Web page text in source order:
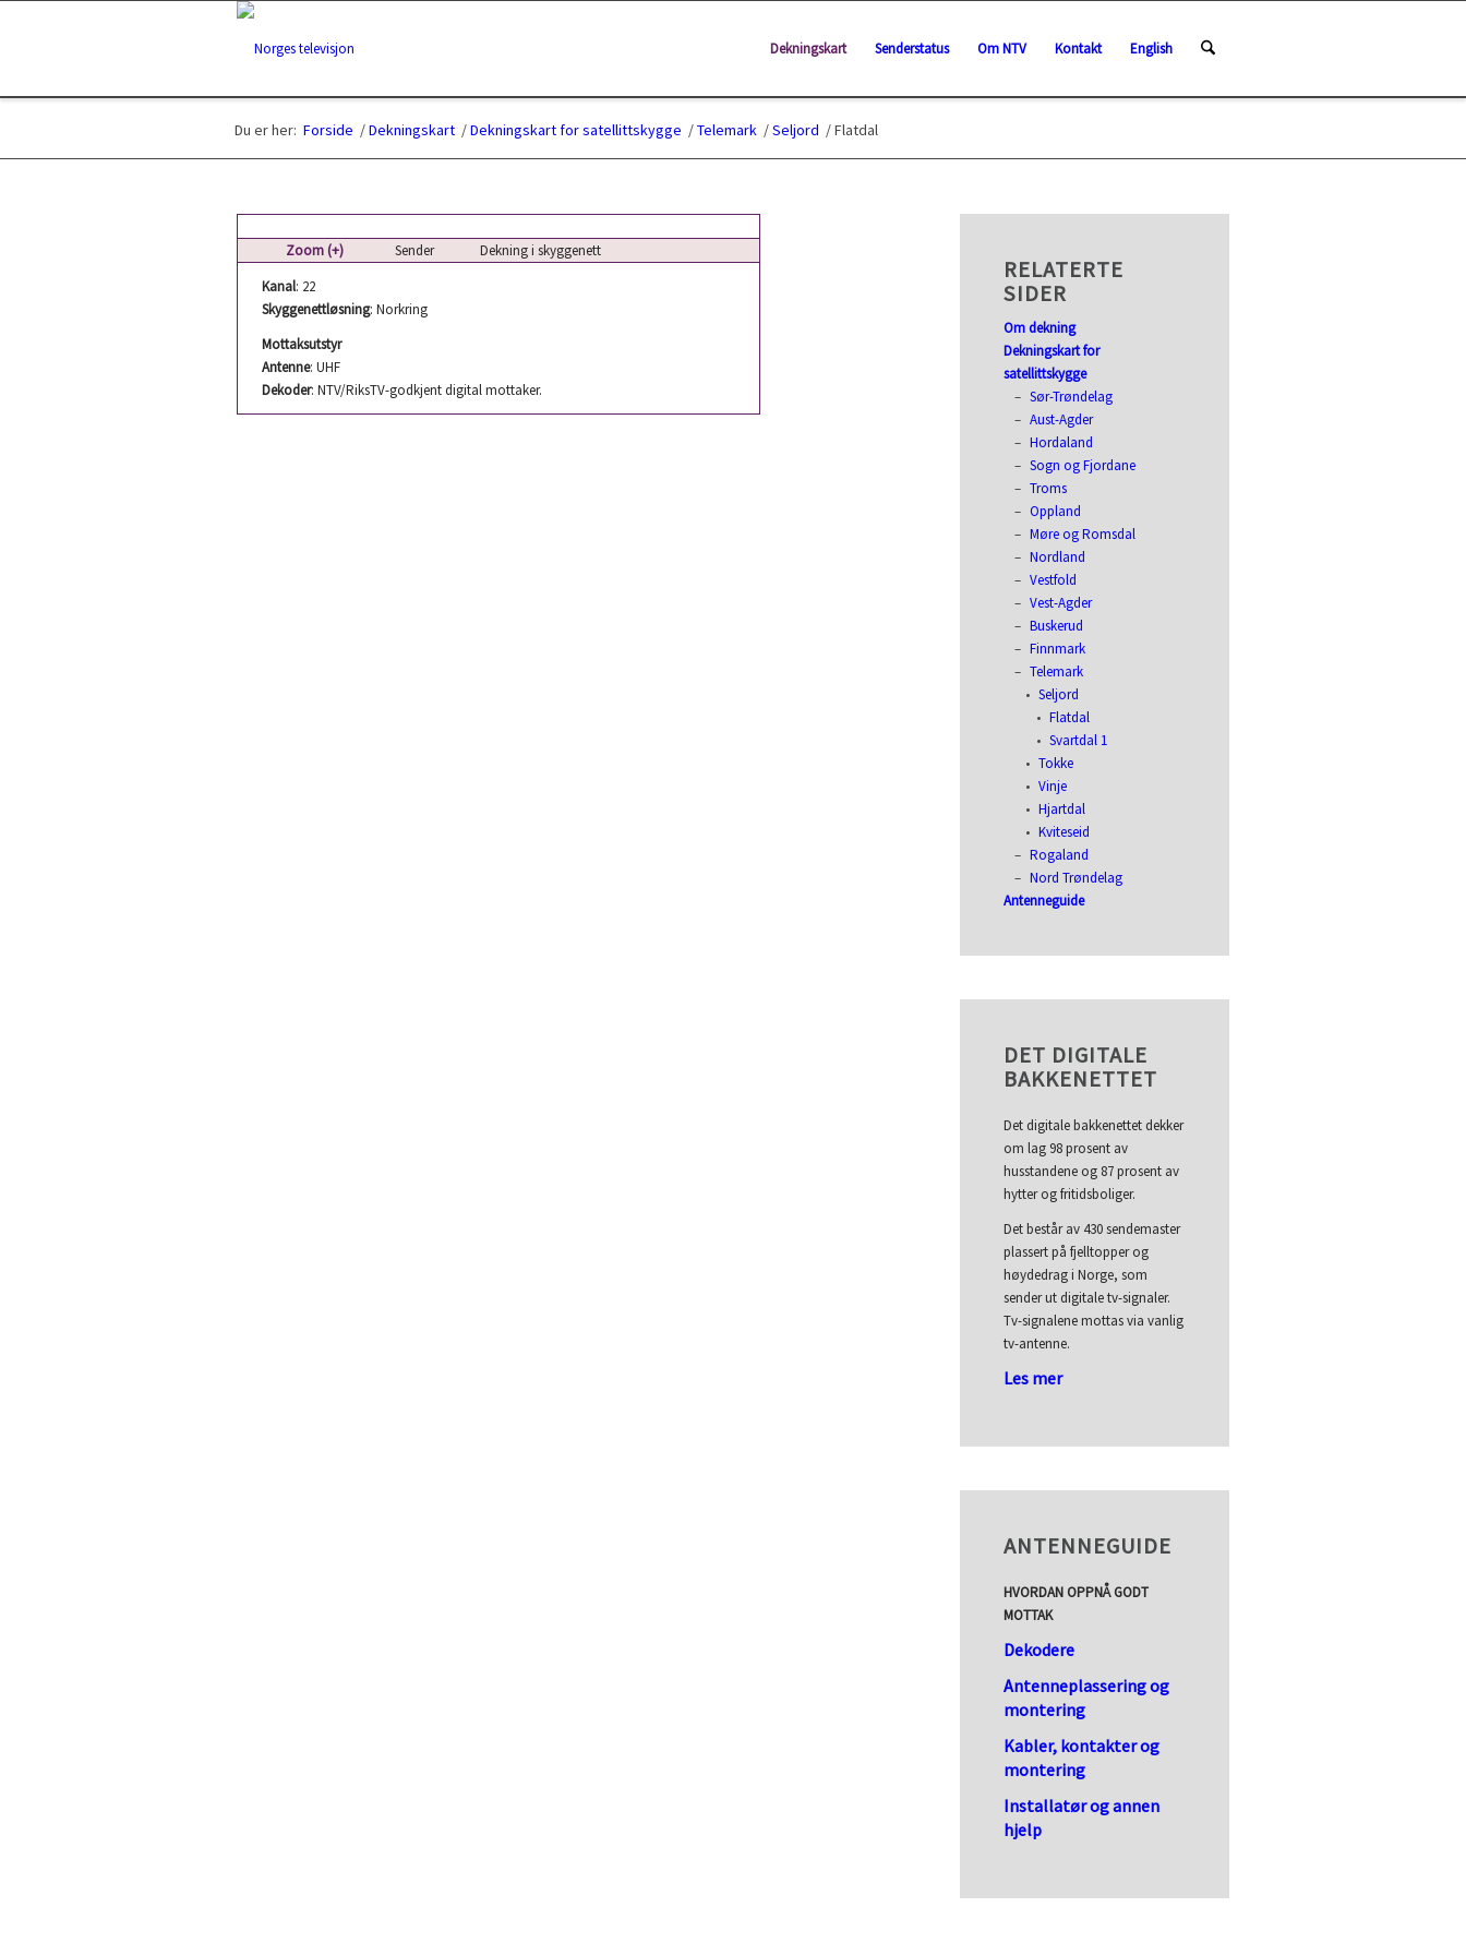
Dekningskart Senderstatus Om NTV Kontakt English
Du er her: Forside /Dekningskart /Dekningskart for satellittskygge /Telemark /Seljord /Flatdal
Zoom (+) Sender
Dekning i skyggenett
Kanal: 22
Skyggenettløsning: Norkring
Mottaksutstyr
Antenne: UHF
Dekoder: NTV/RiksTV-godkjent digital mottaker.
RELATERTE
SIDER
Om dekning
Dekningskart for
satellittskygge
Sør-Trøndelag
Aust-Agder
Hordaland
Sogn og Fjordane
Troms
Oppland
Møre og Romsdal
Nordland
Vestfold
Vest-Agder
Buskerud
Finnmark
Telemark
Seljord
Flatdal
Svartdal 1
Tokke
Vinje
Hjartdal
Kviteseid
Rogaland
Nord Trøndelag
Antenneguide
DET DIGITALE
BAKKENETTET
Det digitale bakkenettet dekker
om lag 98 prosent av
husstandene og 87 prosent av
hytter og fritidsboliger.
Det består av 430 sendemaster
plassert på fjelltopper og
høydedrag i Norge, som
sender ut digitale tv-signaler.
Tv-signalene mottas via vanlig
tv-antenne.
Les mer
ANTENNEGUIDE
HVORDAN OPPNÅ GODT
MOTTAK
Dekodere
Antenneplassering og
montering
Kabler, kontakter og
montering
Installatør og annen
hjelp